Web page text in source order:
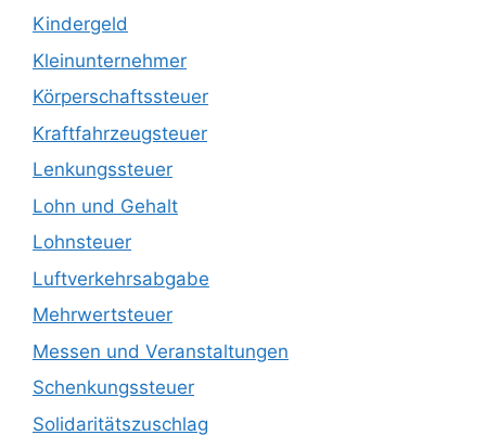
Kindergeld
Kleinunternehmer
Körperschaftssteuer
Kraftfahrzeugsteuer
Lenkungssteuer
Lohn und Gehalt
Lohnsteuer
Luftverkehrsabgabe
Mehrwertsteuer
Messen und Veranstaltungen
Schenkungssteuer
Solidaritätszuschlag